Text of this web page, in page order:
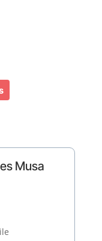
Musa